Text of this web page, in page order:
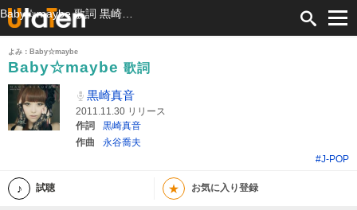
よみ：Baby☆maybe
Baby☆maybe 歌詞
黒崎真音
2011.11.30 リリース
作詞
黒崎真音
作曲
永谷喬夫
#J-POP
試聴 ★ お気に入り登録